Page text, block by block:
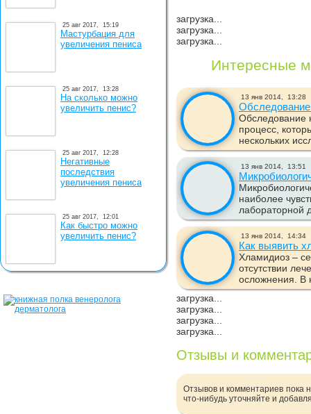
загрузка...
загрузка...
загрузка...
Интересные
13 янв 2014, 13:28
Обследование
процесс,
нескольких
13 янв 2014, 13:51
наиболее
лабораторной
13 янв 2014, 14:34
Как выявить
Хламидиоз –
отсутствии
осложнения. В
загрузка...
загрузка...
загрузка...
загрузка...
Отзывы и
Отзывов и комментариев пока
что-нибудь уточняйте и
25 авг 2017, 15:19
Мастурбация для
увеличения пениса
25 авг 2017, 13:28
На сколько можно
увеличить пенис?
25 авг 2017, 12:28
Негативные
последствия
увеличения пениса
25 авг 2017, 12:01
Как быстро можно
увеличить пенис?